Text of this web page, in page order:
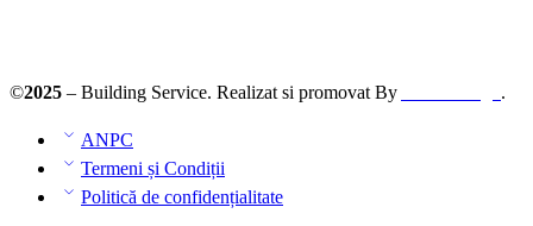
©2025 – Building Service. Realizat si promovat By .
ANPC
Termeni și Condiții
Politică de confidențialitate